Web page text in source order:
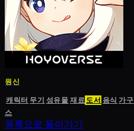
원신
캐릭터 무기 성유물재료도서 음식 가구
스
목록으로 돌아가기